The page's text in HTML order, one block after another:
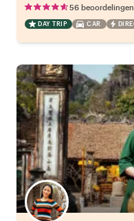
56 beoordelingen
DAY TRIP CAR